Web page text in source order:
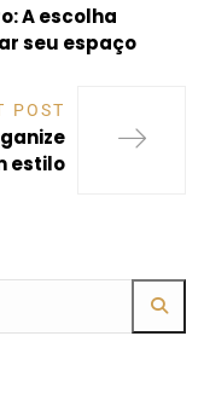
A escolha
seu espaço
POST
estilo